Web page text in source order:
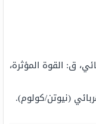
ق: القوة المؤثرة،
(نيوتن/كولوم).